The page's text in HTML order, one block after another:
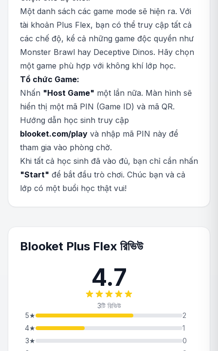
Một danh sách các game mode sẽ hiện ra. Với
tài khoản Plus Flex, bạn có thể truy cập tất cả
các chế độ, kể cả những game độc quyền như
Monster Brawl hay Deceptive Dinos. Hãy chọn
một game phù hợp với không khí lớp học.
Tổ chức Game:
Nhấn "Host Game" một lần nữa. Màn hình sẽ
hiển thị một mã PIN (Game ID) và mã QR.
Hướng dẫn học sinh truy cập
blooket.com/play và nhập mã PIN này để
tham gia vào phòng chờ.
Khi tất cả học sinh đã vào đủ, bạn chỉ cần nhấn
"Start" để bắt đầu trò chơi. Chúc bạn và cả
lớp có một buổi học thật vui!
Blooket Plus Flex রিভিউ
4.7
3টি রিভিউ
5★
2
4★
1
3★
0